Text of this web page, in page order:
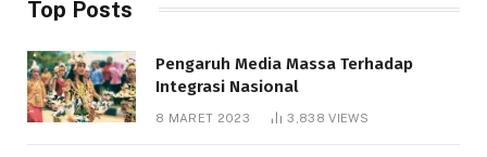
Top Posts
Pengaruh Media Massa Terhadap
Integrasi Nasional
8 MARET 2023 3,838VIEWS